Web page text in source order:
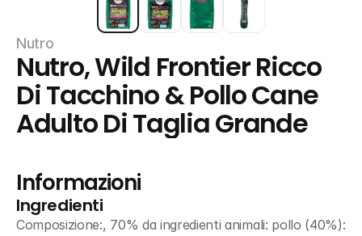
Nutro
Nutro, Wild Frontier Ricco
Di Tacchino & Pollo Cane
Adulto Di Taglia Grande
Informazioni
Ingredienti
Composizione:, 70% da ingredienti animali: pollo (40%):